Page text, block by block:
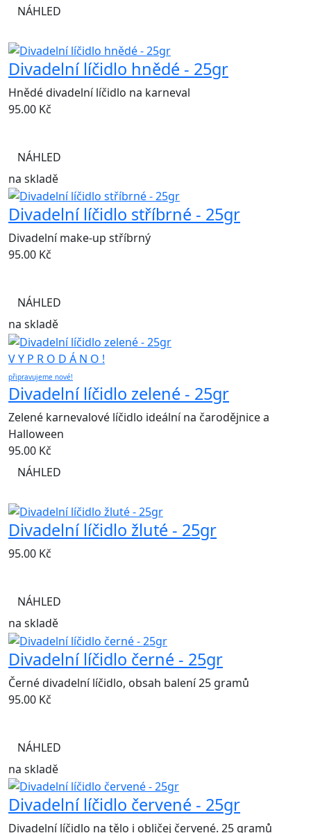
NÁHLED
Divadelní líčidlo hnědé - 25gr
Hnědé divadelní líčidlo na karneval
95.00 Kč
NÁHLED
na skladě
Divadelní líčidlo stříbrné - 25gr
Divadelní make-up stříbrný
95.00 Kč
NÁHLED
na skladě
V Y P R O D Á N O !
připravujeme nové!
Divadelní líčidlo zelené - 25gr
Zelené karnevalové líčidlo ideální na čarodějnice a
Halloween
95.00 Kč
NÁHLED
Divadelní líčidlo žluté - 25gr
95.00 Kč
NÁHLED
na skladě
Divadelní líčidlo černé - 25gr
Černé divadelní líčidlo, obsah balení 25 gramů
95.00 Kč
NÁHLED
na skladě
Divadelní líčidlo červené - 25gr
Divadelní líčidlo na tělo i obličej červené. 25 gramů